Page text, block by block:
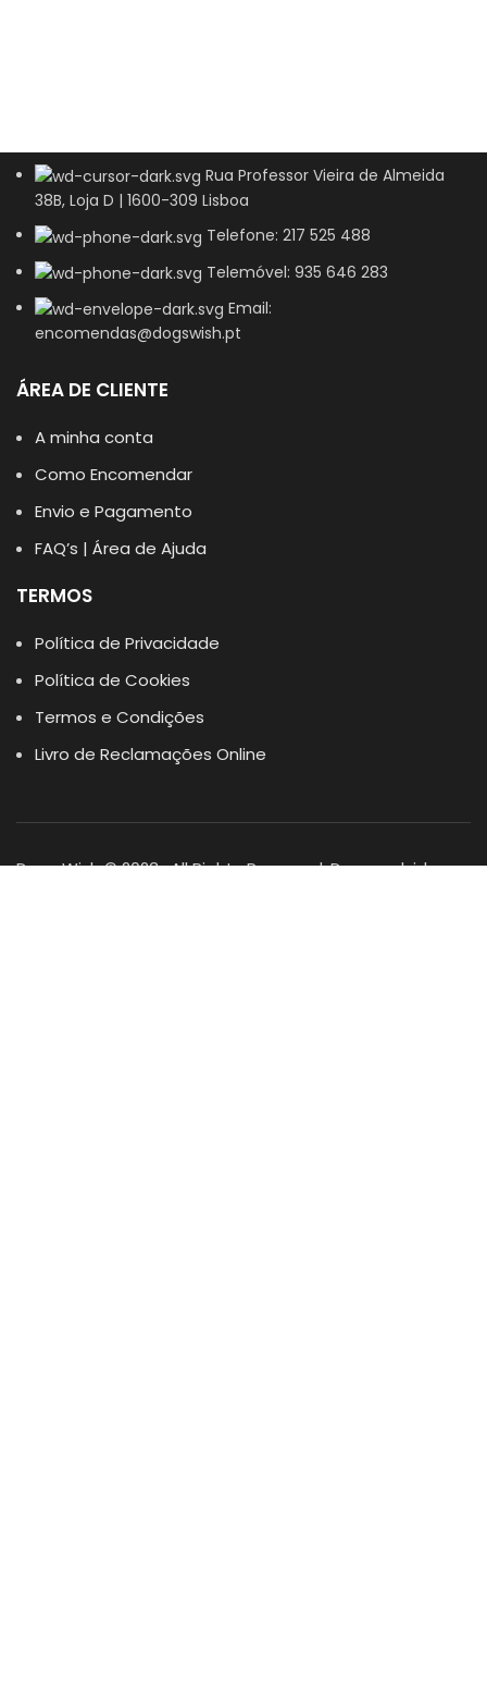
Rua Professor Vieira de Almeida
38B, Loja D | 1600-309 Lisboa
Telefone: 217 525 488
Telemóvel: 935 646 283
Email:
encomendas@dogswish.pt
ÁREA DE CLIENTE
A minha conta
Como Encomendar
Envio e Pagamento
FAQ’s | Área de Ajuda
TERMOS
Política de Privacidade
Política de Cookies
Termos e Condições
Livro de Reclamações Online
Dogs Wish © 2023 . All Rights Reserved. Desenvolvido por